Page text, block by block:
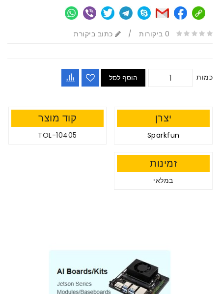
0 ביקורות / כתוב ביקורת
כמות הוסף לסל
יצרן
Sparkfun
קוד מוצר
TOL-10405
זמינות
במלאי